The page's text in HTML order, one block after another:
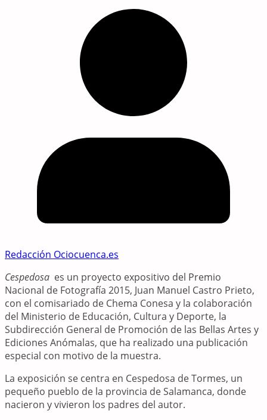
Redacción Ociocuenca.es
Cespedosa es un proyecto expositivo del Premio
Nacional de Fotografía 2015, Juan Manuel Castro Prieto,
con el comisariado de Chema Conesa y la colaboración
del Ministerio de Educación, Cultura y Deporte, la
Subdirección General de Promoción de las Bellas Artes y
Ediciones Anómalas, que ha realizado una publicación
especial con motivo de la muestra.
La exposición se centra en Cespedosa de Tormes, un
pequeño pueblo de la provincia de Salamanca, donde
nacieron y vivieron los padres del autor.